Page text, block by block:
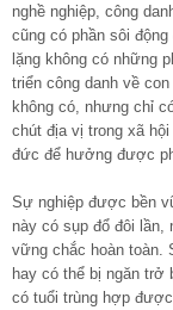
nghề nghiệp, công
cũng có phần sôi
lặng không có những
triển công danh về
không có, nhưng chỉ
chút địa vị trong xã
đức để hưởng được
Sự nghiệp được bền
này có sụp đổ đôi
vững chắc hoàn toàn.
hay có thể bị ngăn
có tuổi trùng hợp